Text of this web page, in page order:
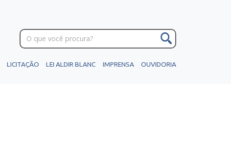
LICITAÇÃO LEI ALDIR BLANC IMPRENSA OUVIDORIA